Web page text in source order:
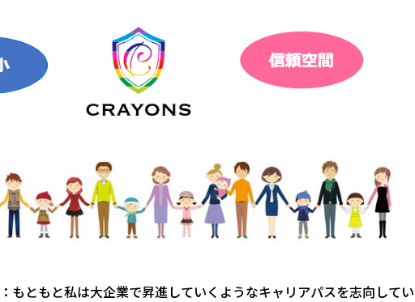
：もともと私は大企業で昇進していくようなキャリアパスを志向してい